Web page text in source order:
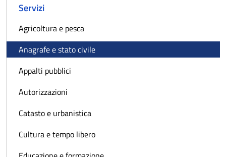
Servizi
Agricoltura e pesca
Anagrafe e stato civile
Appalti pubblici
Autorizzazioni
Catasto e urbanistica
Cultura e tempo libero